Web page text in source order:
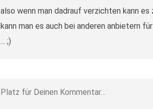
also wenn man dadrauf verzichten kann es
kann man es auch bei anderen anbietern
... ;)